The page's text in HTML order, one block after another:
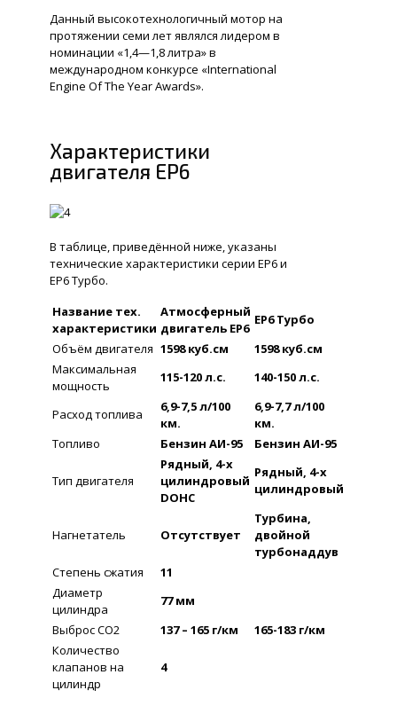
Данный высокотехнологичный мотор на
протяжении семи лет являлся лидером в
номинации «1,4—1,8 литра» в
международном конкурсе «International
Engine Of The Year Awards».
Характеристики
двигателя EP6
В таблице, приведённой ниже, указаны
технические характеристики серии ЕР6 и
ЕР6 Турбо.
Название тех.
характеристики
Атмосферный
двигатель ЕР6
ЕР6 Турбо
Объём двигателя 1598 куб.см
1598 куб.см
Максимальная
мощность
115-120 л.с. 140-150 л.с.
Расход топлива
6,9-7,5 л/100
км.
6,9-7,7 л/100
км.
Топливо
Бензин АИ-95 Бензин АИ-95
Тип двигателя
Рядный, 4-х
цилиндровый
DOHC
Рядный, 4-х
цилиндровый
Нагнетатель Отсутствует
Турбина,
двойной
турбонаддув
Степень сжатия
11
Диаметр
цилиндра
77 мм
Выброс СО2
137 – 165 г/км
165-183 г/км
Количество
клапанов на
цилиндр
4